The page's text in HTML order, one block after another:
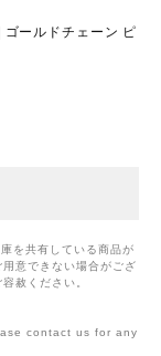
ゴールドチェーン ピ
を共有している商品が
意できない場合がござ
赦ください。
contact us for any